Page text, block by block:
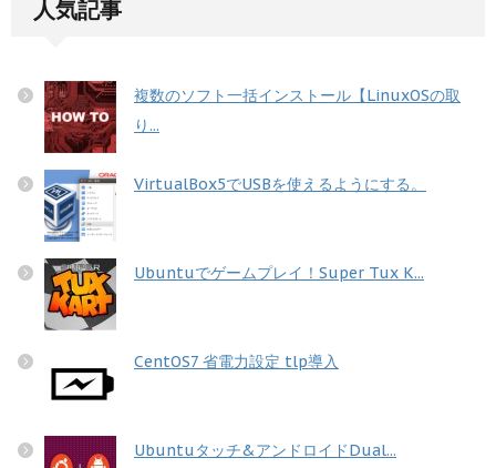
人気記事
複数のソフト一括インストール【LinuxOSの取
り...
VirtualBox5でUSBを使えるようにする。
Ubuntuでゲームプレイ！Super Tux K...
CentOS7 省電力設定 tlp導入
Ubuntuタッチ&アンドロイドDual...